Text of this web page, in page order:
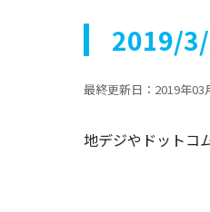
2019/
最終更新日： 2019年03
地デジやドットコ